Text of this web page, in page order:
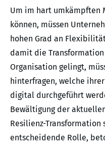
Um im hart umkämpften
können, müssen
hohen Grad an
damit die
Organisation gelingt,
hinterfragen, welche
digital durchgeführt
Bewältigung der
Resilienz-
entscheidende Rolle,